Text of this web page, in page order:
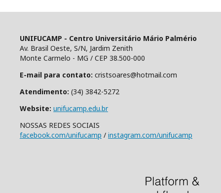
UNIFUCAMP - Centro Universitário Mário Palmério
Av. Brasil Oeste, S/N, Jardim Zenith
Monte Carmelo - MG / CEP 38.500-000
E-mail para contato: cristsoares@hotmail.com
Atendimento: (34) 3842-5272
Website: unifucamp.edu.br
NOSSAS REDES SOCIAIS
facebook.com/unifucamp / instagram.com/unifucamp